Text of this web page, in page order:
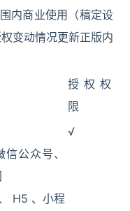
内商业使用（稿定设
变动情况更新正版内
授权权
限
公众号、
H5 、小程
√